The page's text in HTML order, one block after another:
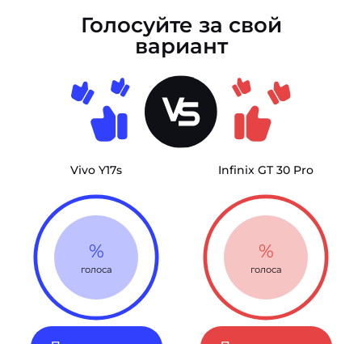
Голосуйте за свой
вариант
Vivo Y17s
%
голоса
Infinix GT 30 Pro
%
голоса